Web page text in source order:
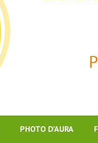
PHOTO D’AURA